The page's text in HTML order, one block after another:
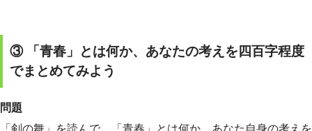
③ 「青春」とは何か、あなたの考えを四百字程度
でまとめてみよう
問題
「剣の舞」を読んで、「青春」とは何か、あなた自身の考えを